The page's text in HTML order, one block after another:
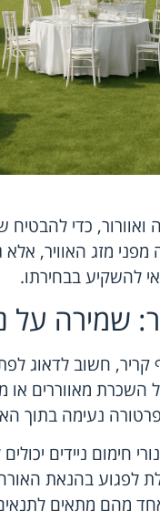
כדי להבטיח
מזג האוויר,
להשקיע בבחירתו.
שמירה על
חשוב לדאוג
מאווררים או
נעימה בתוך
חימום ניידים
לפגוע בהנאת
מהם מתאים